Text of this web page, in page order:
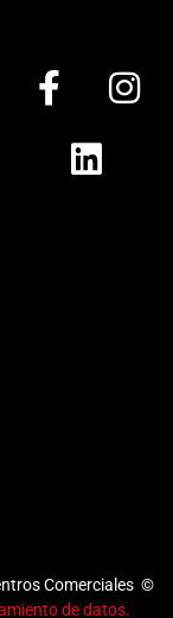
Comerciales ©
de datos.